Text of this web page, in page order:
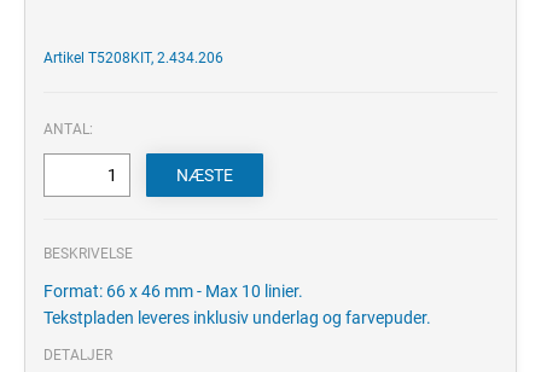
Artikel T5208KIT, 2.434.206
ANTAL:
BESKRIVELSE
Format: 66 x 46 mm - Max 10 linier.
Tekstpladen leveres inklusiv underlag og farvepuder.
DETALJER